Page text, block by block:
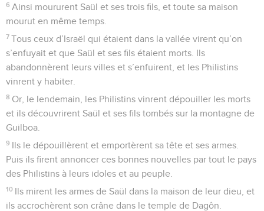
6 Ainsi moururent Saül et ses trois fils, et toute sa maison
mourut en même temps.
7 Tous ceux d’Israël qui étaient dans la vallée virent qu’on
s’enfuyait et que Saül et ses fils étaient morts. Ils
abandonnèrent leurs villes et s’enfuirent, et les Philistins
vinrent y habiter.
8 Or, le lendemain, les Philistins vinrent dépouiller les morts
et ils découvrirent Saül et ses fils tombés sur la montagne de
Guilboa.
9 Ils le dépouillèrent et emportèrent sa tête et ses armes.
Puis ils firent annoncer ces bonnes nouvelles par tout le pays
des Philistins à leurs idoles et au peuple.
10 Ils mirent les armes de Saül dans la maison de leur dieu, et
ils accrochèrent son crâne dans le temple de Dagôn.